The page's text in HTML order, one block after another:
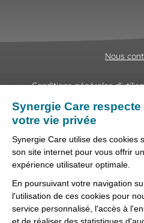
Nous
Conditions générales
Fraudes &
Lanceur
Préférences